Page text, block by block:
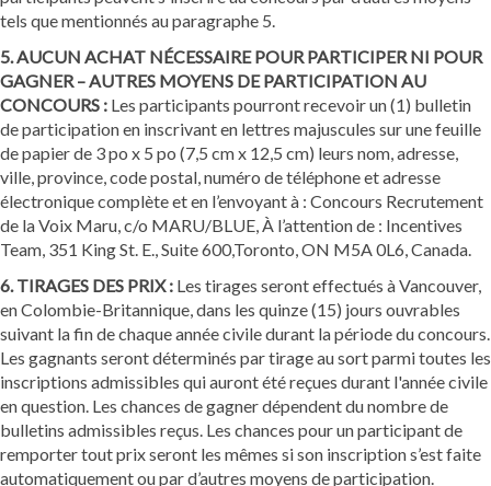
tels que mentionnés au paragraphe 5.
5. AUCUN ACHAT NÉCESSAIRE POUR PARTICIPER NI POUR
GAGNER – AUTRES MOYENS DE PARTICIPATION AU
CONCOURS : Les participants pourront recevoir un (1) bulletin
de participation en inscrivant en lettres majuscules sur une feuille
de papier de 3 po x 5 po (7,5 cm x 12,5 cm) leurs nom, adresse,
ville, province, code postal, numéro de téléphone et adresse
électronique complète et en l’envoyant à : Concours Recrutement
de la Voix Maru, c/o MARU/BLUE, À l’attention de : Incentives
Team, 351 King St. E., Suite 600,Toronto, ON M5A 0L6, Canada.
6. TIRAGES DES PRIX : Les tirages seront effectués à Vancouver,
en Colombie-Britannique, dans les quinze (15) jours ouvrables
suivant la fin de chaque année civile durant la période du concours.
Les gagnants seront déterminés par tirage au sort parmi toutes les
inscriptions admissibles qui auront été reçues durant l'année civile
en question. Les chances de gagner dépendent du nombre de
bulletins admissibles reçus. Les chances pour un participant de
remporter tout prix seront les mêmes si son inscription s’est faite
automatiquement ou par d’autres moyens de participation.